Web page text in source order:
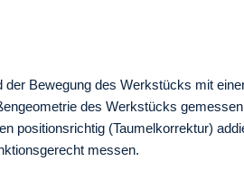
Bewegung des Werkstücks mit
des Werkstücks
positionsrichtig (Taumelkorrektur)
messen.